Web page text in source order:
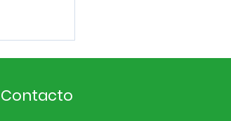
Contacto